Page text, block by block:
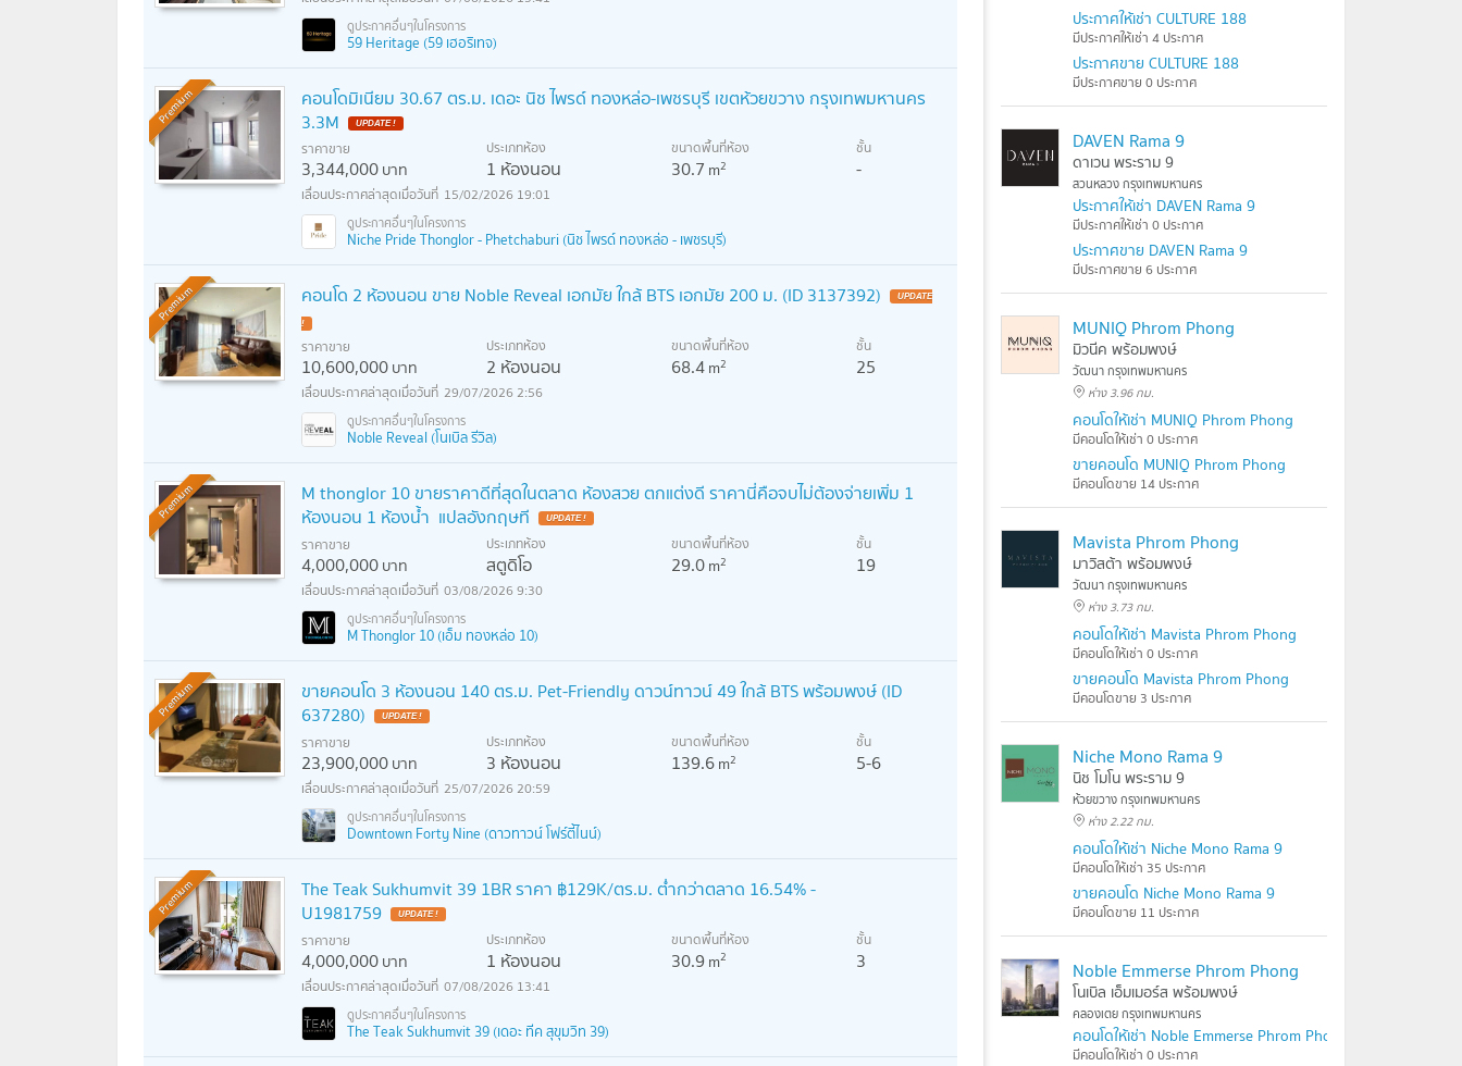
59 Heritage (59 เฮอริเทจ)
Premium
คอนโดมิเนียม 30.67 ตร.ม. เดอะ นิช ไพรด์ ทองหล่อ-เพชรบุรี เขตห้วยขวาง กรุงเทพมหานคร
3.3M
UPDATE !
ราคาขาย
3,344,000บาท
ประเภทห้อง
1 ห้องนอน
ขนาดพื้นที่ห้อง
30.7 m2
ชั้น
-
15/02/2026 19:01
Niche Pride Thonglor - Phetchaburi (นิช ไพรด์ ทองหล่อ - เพชรบุรี)
Premium คอนโด 2 ห้องนอน ขาย Noble Reveal เอกมัย ใกล้ BTS เอกมัย 200 ม. (ID 3137392) UPDATE
!
ราคาขาย
10,600,000บาท
ประเภทห้อง
2 ห้องนอน
ขนาดพื้นที่ห้อง
68.4m2
ชั้น
25
29/07/2026 2:56
Noble Reveal (โนเบิล รีวิล)
Premium
M thonglor 10 ขายราคาดีที่สุดในตลาด ห้องสวย ตกแต่งดี ราคานี่คือจบไม่ต้องจ่ายเพิ่ม 1
ห้องนอน 1 ห้องน้ำ แปลอังกฤษที
UPDATE !
ราคาขาย
4,000,000บาท
ประเภทห้อง
สตูดิโอ
ขนาดพื้นที่ห้อง
29.0m2
ชั้น
19
03/08/2026 9:30
M Thonglor 10 (เอ็ม ทองหล่อ 10)
Premium
ขายคอนโด 3 ห้องนอน 140 ตร.ม. Pet-Friendly ดาวน์ทาวน์ 49 ใกล้ BTS พร้อมพงษ์ (ID
637280)
UPDATE !
ราคาขาย
23,900,000บาท
ประเภทห้อง
3 ห้องนอน
ขนาดพื้นที่ห้อง
139.6m2
ชั้น
5-6
25/07/2026 20:59
Downtown Forty Nine (ดาวทาวน์ โฟร์ตี้ไนน์)
Premium
The Teak Sukhumvit 39 1BR ราคา ฿129K/ตร.ม. ต่ำกว่าตลาด 16.54% -
U1981759
UPDATE !
ราคาขาย
4,000,000บาท
ประเภทห้อง
1 ห้องนอน
ขนาดพื้นที่ห้อง
30.9m2
ชั้น
3
07/08/2026 13:41
The Teak Sukhumvit 39 (เดอะ ทีค สุขุมวิท 39)
ประกาศให้เช่า CULTURE 188
มีประกาศให้เช่า 4 ประกาศ
ประกาศขาย CULTURE 188
มีประกาศขาย 0 ประกาศ
DAVEN Rama 9
ดาเวน พระราม 9
สวนหลวง กรุงเทพมหานคร
ประกาศให้เช่า DAVEN Rama 9
มีประกาศให้เช่า 0 ประกาศ
ประกาศขาย DAVEN Rama 9
มีประกาศขาย 6 ประกาศ
MUNIQ Phrom Phong
มิวนีค พร้อมพงษ์
วัฒนา กรุงเทพมหานคร
ห่าง 3.96 กม.
คอนโดให้เช่า MUNIQ Phrom Phong
มีคอนโดให้เช่า 0 ประกาศ
ขายคอนโด MUNIQ Phrom Phong
มีคอนโดขาย 14 ประกาศ
Mavista Phrom Phong
มาวิสต้า พร้อมพงษ์
วัฒนา กรุงเทพมหานคร
ห่าง 3.73 กม.
คอนโดให้เช่า Mavista Phrom Phong
มีคอนโดให้เช่า 0 ประกาศ
ขายคอนโด Mavista Phrom Phong
มีคอนโดขาย 3 ประกาศ
Niche Mono Rama 9
นิช โมโน พระราม 9
ห้วยขวาง กรุงเทพมหานคร
ห่าง 2.22 กม.
คอนโดให้เช่า Niche Mono Rama 9
มีคอนโดให้เช่า 35 ประกาศ
ขายคอนโด Niche Mono Rama 9
มีคอนโดขาย 11 ประกาศ
Noble Emmerse Phrom Phong
โนเบิล เอ็มเมอร์ส พร้อมพงษ์
คลองเตย กรุงเทพมหานคร
คอนโดให้เช่า Noble Emmerse Phrom Phong
มีคอนโดให้เช่า 0 ประกาศ